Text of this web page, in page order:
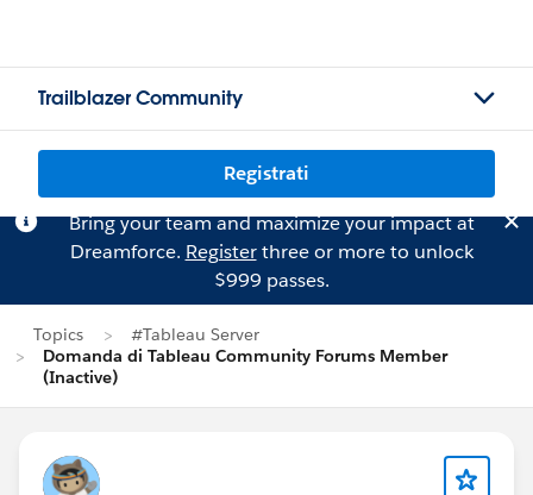
Trailblazer Community
Registrati
Bring your team and maximize your impact at
Dreamforce. Registerthree or more to unlock
$999 passes.
Topics
#Tableau Server
Domanda di Tableau Community Forums Member
(Inactive)